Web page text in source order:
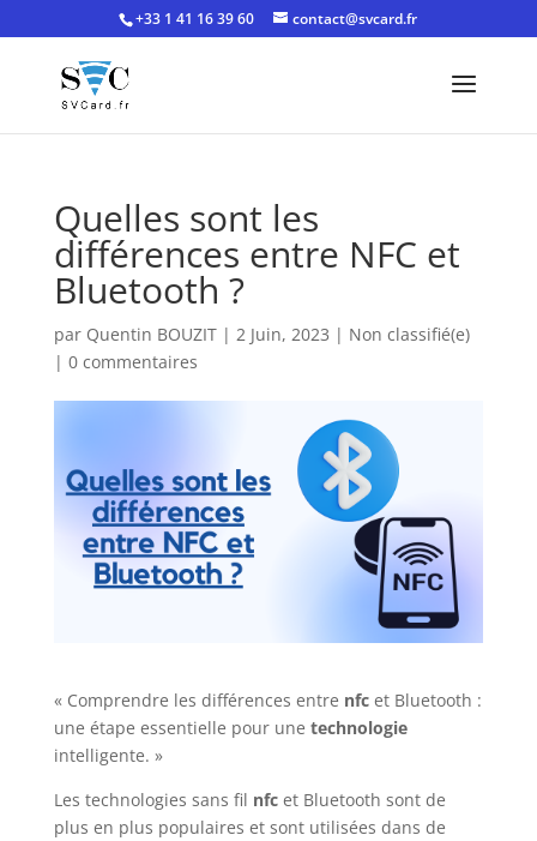
+33 1 41 16 39 60 contact@svcard.fr
Quelles sont les
différences entre NFC et
Bluetooth ?
par Quentin BOUZIT| 2 Juin, 2023 | Non classifié(e)
| 0 commentaires
« Comprendre les différences entre nfcet Bluetooth :
une étape essentielle pour une technologie
intelligente. »
Les technologies sans fil nfcet Bluetooth sont de
plus en plus populaires et sont utilisées dans de